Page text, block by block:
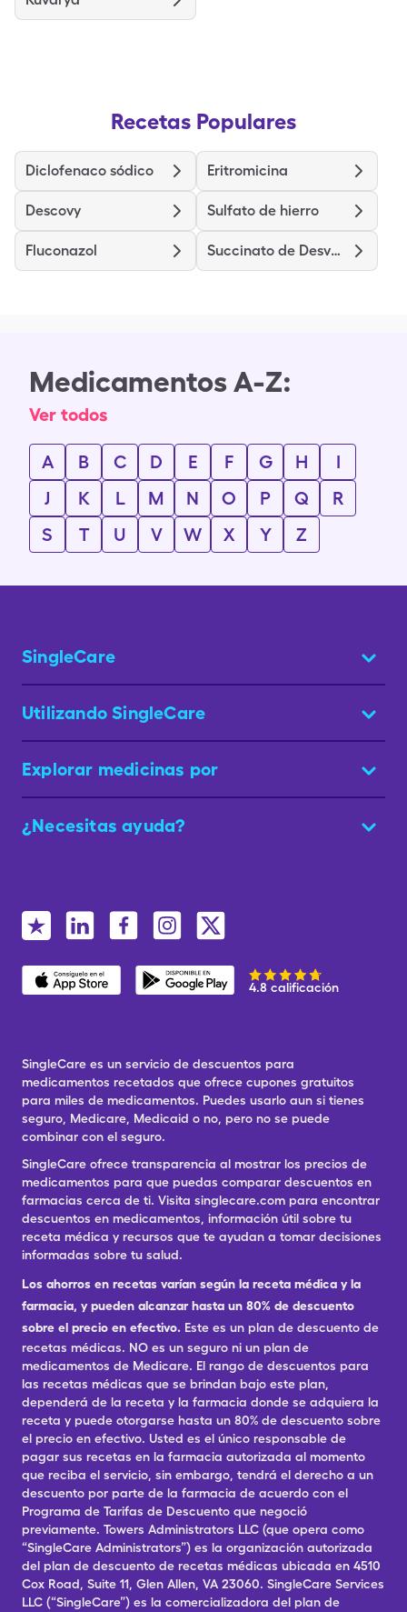
Recetas Populares
Diclofenaco sódico Eritromicina
Descovy Sulfato de hierro
Fluconazol Succinato de Desvenlafaxina de liberación prolongada
Medicamentos A-Z:
Ver todos
A B C D E F G H
I
J
K L M N O P Q
R
S
T U V W X Y Z
SingleCare
Utilizando SingleCare
Explorar medicinas por
¿Necesitas ayuda?
4.8 calificación
SingleCare es un servicio de descuentos para
medicamentos recetados que ofrece cupones gratuitos
para miles de medicamentos. Puedes usarlo aun si tienes
seguro, Medicare, Medicaid o no, pero no se puede
combinar con el seguro.
SingleCare ofrece transparencia al mostrar los precios de
medicamentos para que puedas comparar descuentos en
farmacias cerca de ti. Visita singlecare.com para encontrar
descuentos en medicamentos, información útil sobre tu
receta médica y recursos que te ayudan a tomar decisiones
informadas sobre tu salud.
Los ahorros en recetas varían según la receta médica y la
farmacia, y pueden alcanzar hasta un 80% de descuento
sobre el precio en efectivo. Este es un plan de descuento de
recetas médicas. NO es un seguro ni un plan de
medicamentos de Medicare. El rango de descuentos para
las recetas médicas que se brindan bajo este plan,
dependerá de la receta y la farmacia donde se adquiera la
receta y puede otorgarse hasta un 80% de descuento sobre
el precio en efectivo. Usted es el único responsable de
pagar sus recetas en la farmacia autorizada al momento
que reciba el servicio, sin embargo, tendrá el derecho a un
descuento por parte de la farmacia de acuerdo con el
Programa de Tarifas de Descuento que negoció
previamente. Towers Administrators LLC (que opera como
“SingleCare Administrators”) es la organización autorizada
del plan de descuento de recetas médicas ubicada en 4510
Cox Road, Suite 11, Glen Allen, VA 23060. SingleCare Services
LLC (“SingleCare”) es la comercializadora del plan de